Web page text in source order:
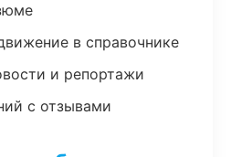
в справочнике
и репортажи
с отзывами